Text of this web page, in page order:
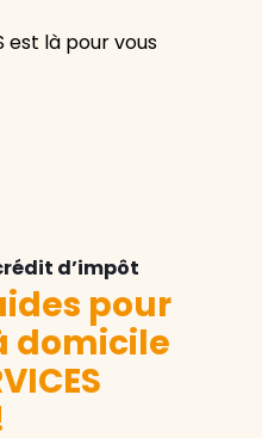
est là pour vous
d’impôt
pour
domicile